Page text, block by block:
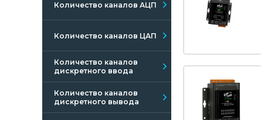
Количество каналов АЦП
Количество каналов ЦАП
Количество каналов
дискретного ввода
Количество каналов
дискретного вывода